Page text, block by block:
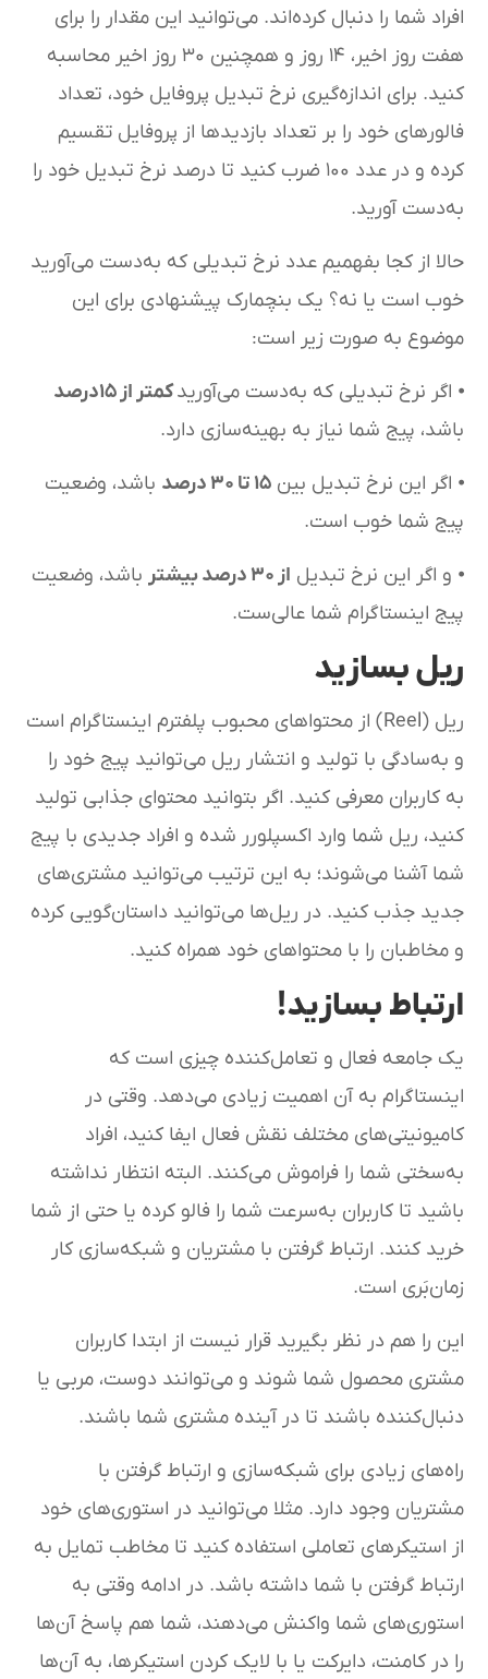
افراد شما را دنبال کرده‌اند. می‌توانید این مقدار را برای
هفت روز اخیر، ۱۴ روز و همچنین ۳۰ روز اخیر محاسبه
کنید. برای اندازه‌گیری نرخ تبدیل پروفایل خود، تعداد
فالورهای خود را بر تعداد بازدیدها از پروفایل تقسیم
کرده و در عدد ۱۰۰ ضرب کنید تا درصد نرخ تبدیل خود را
به‌دست آورید.
حالا از کجا بفهمیم عدد نرخ تبدیلی که به‌دست می‌آورید
خوب است یا نه؟ یک بنچمارک پیشنهادی برای این
موضوع به صورت زیر است:
⦁ اگر نرخ تبدیلی که به‌دست می‌آوریدکمتر از ۱۵درصد
باشد، پیج شما نیاز به بهینه‌سازی دارد.
⦁ اگر این نرخ تبدیل بین۱۵ تا ۳۰ درصد
باشد، وضعیت
پیج شما خوب است.
⦁ و اگر این نرخ تبدیل از ۳۰ درصد بیشتر
باشد، وضعیت
پیج اینستاگرام شما عالی‌ست.
ریل بسازید
ریل (Reel) از محتواهای محبوب پلفترم اینستاگرام است
و به‌سادگی با تولید و انتشار ریل می‌توانید پیج خود را
به کاربران معرفی کنید. اگر بتوانید محتوای جذابی تولید
کنید، ریل شما وارد اکسپلورر شده و افراد جدیدی با پیج
شما آشنا می‌شوند؛ به این ترتیب می‌توانید مشتری‌های
جدید جذب کنید. در ریل‌ها می‌توانید داستان‌گویی کرده
و مخاطبان را با محتواهای خود همراه کنید.
ارتباط بسازید!
یک جامعه فعال و تعامل‌کننده چیزی است که
اینستاگرام به آن اهمیت زیادی می‌دهد. وقتی در
کامیونیتی‌های مختلف نقش فعال ایفا کنید، افراد
به‌سختی شما را فراموش می‌کنند. البته انتظار نداشته
باشید تا کاربران به‌سرعت شما را فالو کرده یا حتی از شما
خرید کنند. ارتباط گرفتن با مشتریان و شبکه‌سازی کار
زمان‌بَری است.
این را هم در نظر بگیرید قرار نیست از ابتدا کاربران
مشتری محصول شما شوند و می‌توانند دوست، مربی یا
دنبال‌کننده باشند تا در آینده مشتری شما باشند.
راه‌های زیادی برای شبکه‌سازی و ارتباط گرفتن با
مشتریان وجود دارد. مثلا می‌توانید در استوری‌های خود
از استیکرهای تعاملی استفاده کنید تا مخاطب تمایل به
ارتباط گرفتن با شما داشته باشد. در ادامه وقتی به
استوری‌های شما واکنش می‌دهند، شما هم پاسخ آن‌ها
را در کامنت، دایرکت یا با لایک کردن استیکرها، به آن‌ها